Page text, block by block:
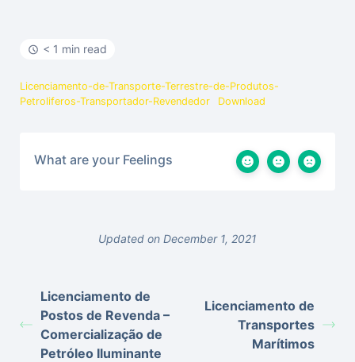
< 1 min read
Licenciamento-de-Transporte-Terrestre-de-Produtos-
Petroliferos-Transportador-Revendedor
Download
What are your Feelings
Updated on December 1, 2021
Licenciamento de
Postos de Revenda –
Comercialização de
Petróleo Iluminante
Licenciamento de
Transportes
Marítimos